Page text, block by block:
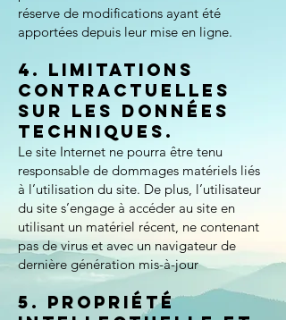
réserve de modifications ayant été
apportées depuis leur mise en ligne.
4. Limitations
contractuelles
sur les données
techniques.
Le site Internet ne pourra être tenu
responsable de dommages matériels liés
à l’utilisation du site. De plus, l’utilisateur
du site s’engage à accéder au site en
utilisant un matériel récent, ne contenant
pas de virus et avec un navigateur de
dernière génération mis-à-jour
5. Propriété